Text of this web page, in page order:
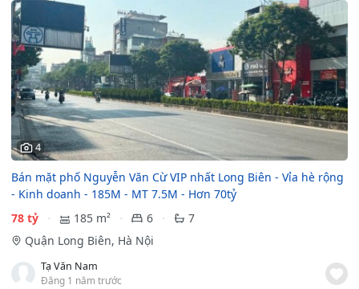
4
Bán mặt phố Nguyễn Văn Cừ VIP nhất Long Biên - Vỉa hè rộng
- Kinh doanh - 185M - MT 7.5M - Hơn 70tỷ
78 tỷ
185 m² 6
7
Quận Long Biên, Hà Nội
Tạ Văn Nam
Đăng 1 năm trước